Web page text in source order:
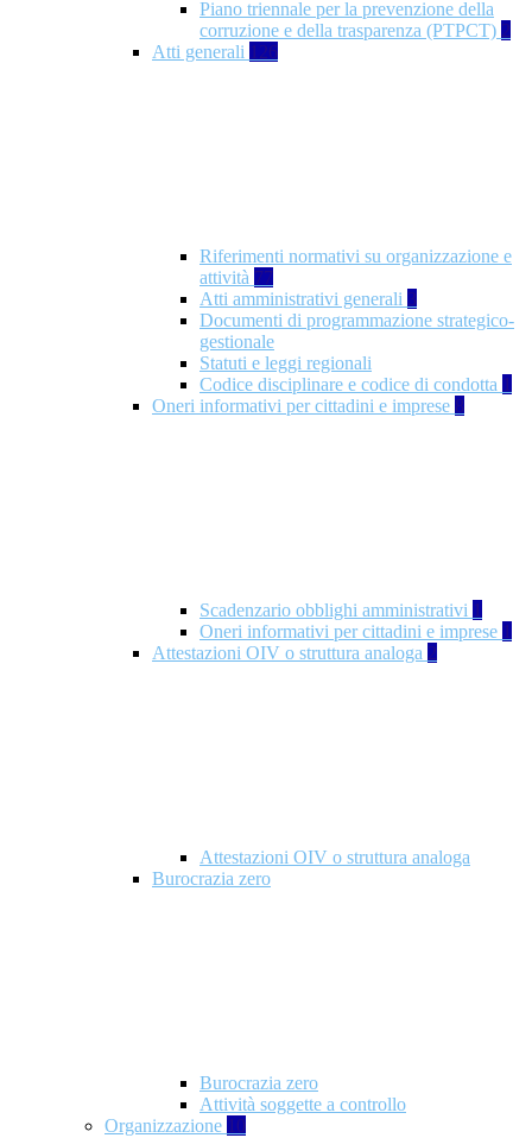
Piano triennale per la prevenzione della
corruzione e della trasparenza (PTPCT) 2
Atti generali 126
Riferimenti normativi su organizzazione e
attività 77
Atti amministrativi generali 3
Documenti di programmazione strategico-
gestionale
Statuti e leggi regionali
Codice disciplinare e codice di condotta 1
Oneri informativi per cittadini e imprese 8
Scadenzario obblighi amministrativi 1
Oneri informativi per cittadini e imprese 1
Attestazioni OIV o struttura analoga 2
Attestazioni OIV o struttura analoga
Burocrazia zero
Burocrazia zero
Attività soggette a controllo
Organizzazione 10